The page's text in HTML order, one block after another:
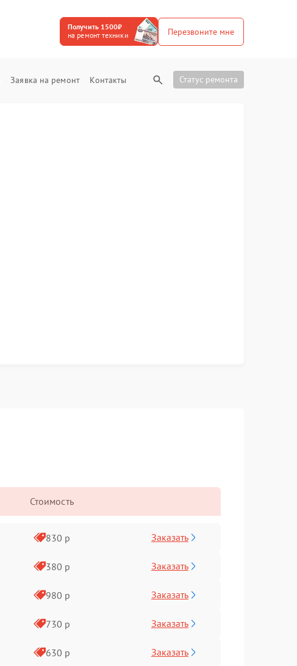
Получить 1500₽
на ремонт техники
Перезвоните мне
Заявка на ремонт Контакты Статус ремонта
Стоимость
830 р Заказать
380 р Заказать
980 р Заказать
730 р Заказать
630 р Заказать